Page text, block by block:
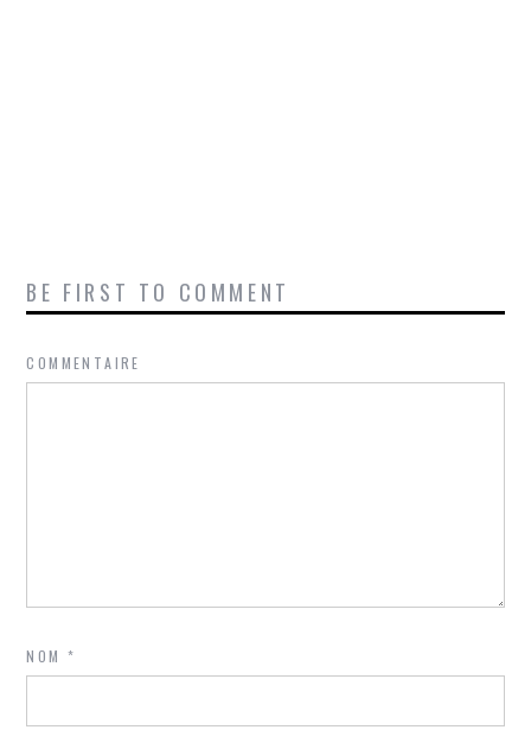
BE FIRST TO COMMENT
COMMENTAIRE
NOM*